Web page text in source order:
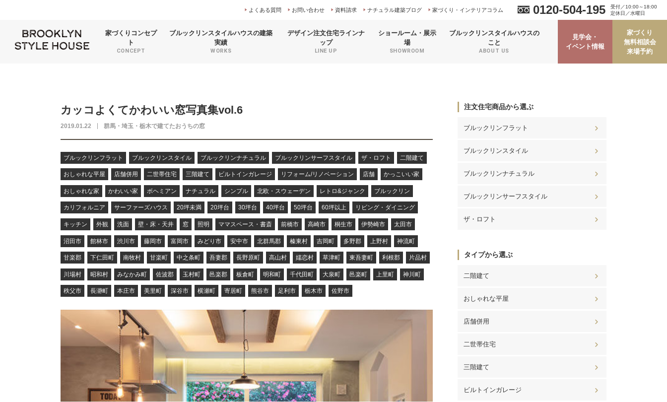
家づくり コンセプ
ト
CONCEPT
ブルックリンスタイルハウスの建築
実績
WORKS
デザイン注文住宅ラインナ
ップ
LINE UP
ショールーム・展示
場
SHOWROOM
ブルックリンスタイルハウスの
こと
ABOUT US
よくある質問 お問い合わせ 資料請求 ナチュラル建築ブログ 家づくり・インテリアコラム
見学会・
イベント情報
家づくり
無料相談会
来場予約
0120-504-195
受付／10:00～18:00
定休日／水曜日
カッコよくてかわいい窓写真集vol.6
2019.01.22 群馬・埼玉・栃木で建てたおうちの窓
ブルックリンフラット ブルックリンスタイル ブルックリンナチュラル ブルックリンサーフスタイル ザ・ロフト 二階建て
おしゃれな平屋 店舗併用 二世帯住宅 三階建て ビルトインガレージ リフォーム/リノベーション 店舗 かっこいい家
おしゃれな家 かわいい家 ボヘミアン ナチュラル シンプル 北欧・スウェーデン レトロ&ジャンク ブルックリン
カリフォルニア サーファーズハウス 20坪未満 20坪台 30坪台 40坪台 50坪台 60坪以上 リビング・ダイニング
キッチン 外観 洗面 壁・床・天井 窓 照明 ママスペース・書斎 前橋市 高崎市 桐生市 伊勢崎市 太田市
沼田市 館林市 渋川市 藤岡市 富岡市 みどり市 安中市 北群馬郡 榛東村 吉岡町 多野郡 上野村 神流町
甘楽郡 下仁田町 南牧村 甘楽町 中之条町 吾妻郡 長野原町 高山村 嬬恋村 草津町 東吾妻町 利根郡 片品村
川場村 昭和村 みなかみ町 佐波郡 玉村町 邑楽郡 板倉町 明和町 千代田町 大泉町 邑楽町 上里町 神川町
秩父市 長瀞町 本庄市 美里町 深谷市 横瀬町 寄居町 熊谷市 足利市 栃木市 佐野市
注文住宅商品から選ぶ
ブルックリンフラット
ブルックリンスタイル
ブルックリンナチュラル
ブルックリンサーフスタイル
ザ・ロフト
タイプから選ぶ
二階建て
おしゃれな平屋
店舗併用
二世帯住宅
三階建て
ビルトインガレージ